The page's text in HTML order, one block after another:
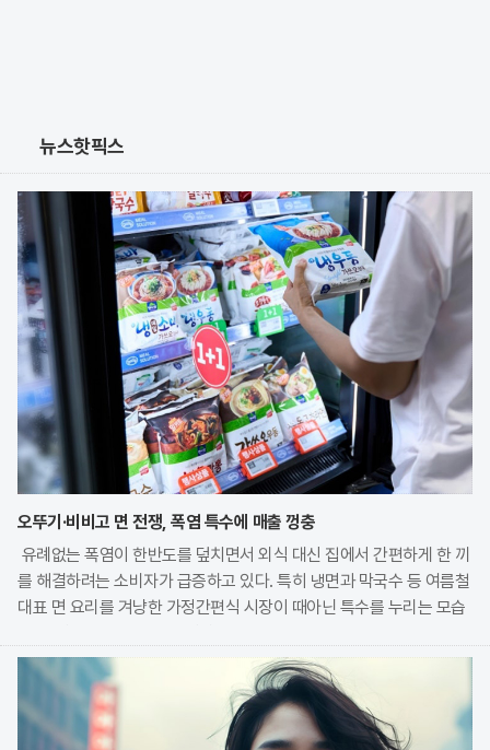
뉴스핫픽스
오뚜기·비비고 면 전쟁, 폭염 특수에 매출 껑충
유례없는 폭염이 한반도를 덮치면서 외식 대신 집에서 간편하게 한 끼
를 해결하려는 소비자가 급증하고 있다. 특히 냉면과 막국수 등 여름철
대표 면 요리를 겨냥한 가정간편식 시장이 때아닌 특수를 누리는 모습
앞세워 시장 점유율 확대에 박차를 가하고